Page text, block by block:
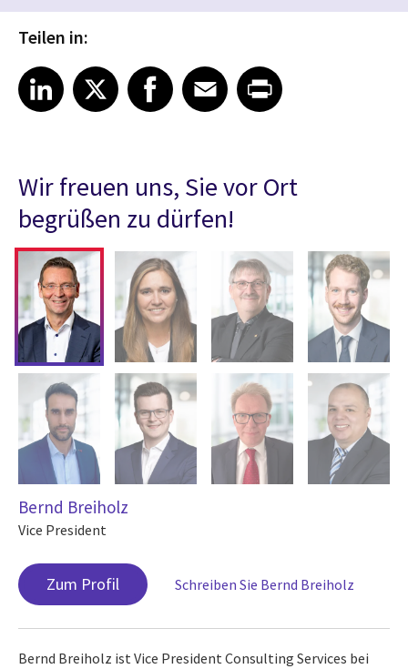
Teilen in:
Share article on LinkedIn
LinkedIn
Share article on XShare article on Facebook
Facebook
Share article on Email
EmailShare article on Print
Wir freuen uns, Sie vor Ort
begrüßen zu dürfen!
Bernd Breiholz
Vice President
Zum Profil Schreiben Sie Bernd Breiholz
Bernd Breiholz ist Vice President Consulting Services bei